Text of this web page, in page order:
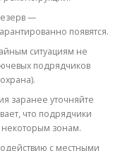
—
появятся.
ситуациям не
подрядчиков
заранее уточняйте
что подрядчики
зонам.
с местными